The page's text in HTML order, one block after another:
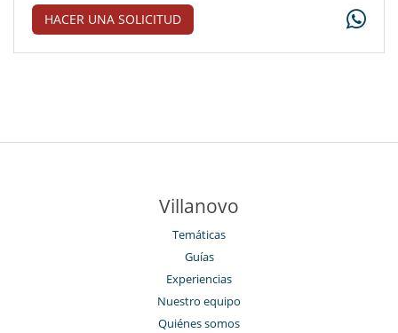
HACER UNA SOLICITUD
Villanovo
Temáticas
Guías
Experiencias
Nuestro equipo
Quiénes somos